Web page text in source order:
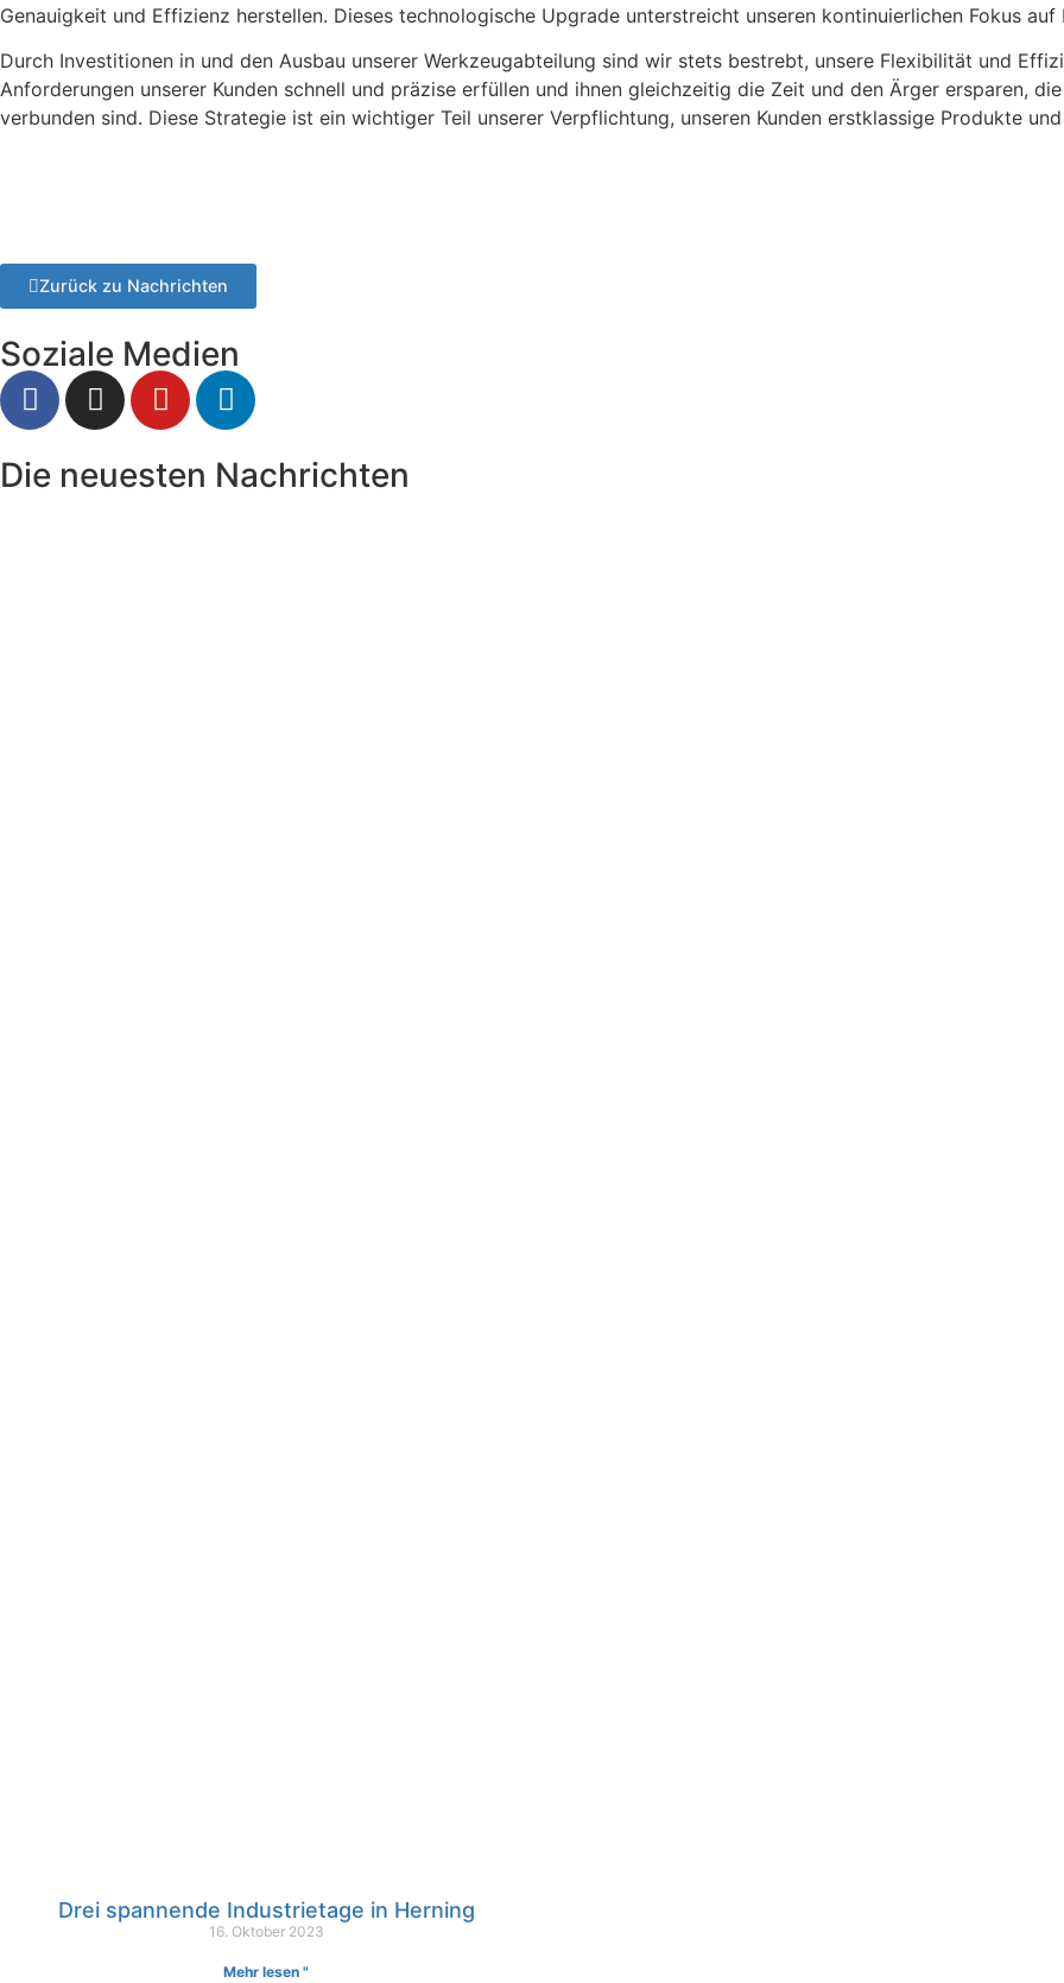
Genauigkeit und Effizienz herstellen. Dieses technologische Upgrade unterstreicht unseren kontinuierlichen Fokus
Durch Investitionen in und den Ausbau unserer Werkzeugabteilung sind wir stets bestrebt, unsere Flexibilität und
Anforderungen unserer Kunden schnell und präzise erfüllen und ihnen gleichzeitig die Zeit und den Ärger ersparen,
verbunden sind. Diese Strategie ist ein wichtiger Teil unserer Verpflichtung, unseren Kunden erstklassige Produkte
Zurück zu Nachrichten
Soziale Medien
Die neuesten Nachrichten
Drei spannende Industrietage in Herning
16. Oktober 2023
Mehr lesen "